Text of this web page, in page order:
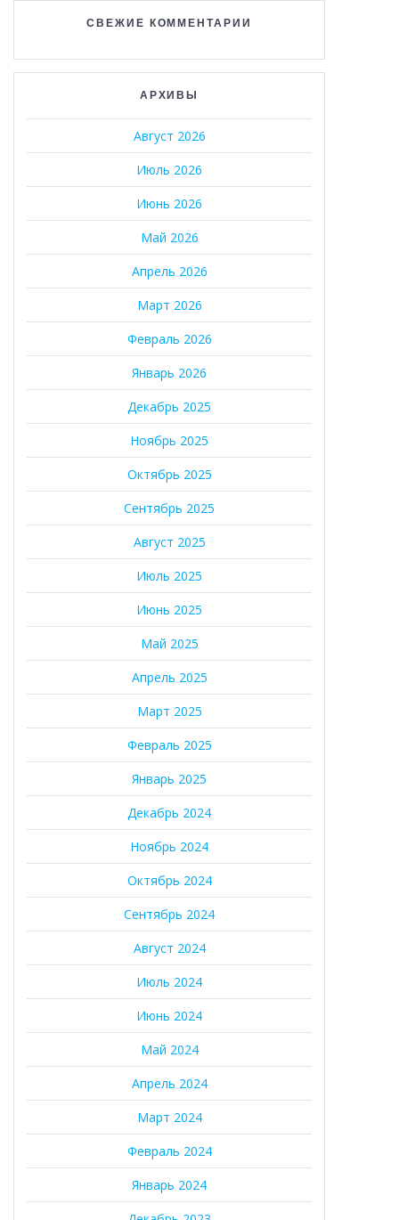
СВЕЖИЕ КОММЕНТАРИИ
АРХИВЫ
Август 2026
Июль 2026
Июнь 2026
Май 2026
Апрель 2026
Март 2026
Февраль 2026
Январь 2026
Декабрь 2025
Ноябрь 2025
Октябрь 2025
Сентябрь 2025
Август 2025
Июль 2025
Июнь 2025
Май 2025
Апрель 2025
Март 2025
Февраль 2025
Январь 2025
Декабрь 2024
Ноябрь 2024
Октябрь 2024
Сентябрь 2024
Август 2024
Июль 2024
Июнь 2024
Май 2024
Апрель 2024
Март 2024
Февраль 2024
Январь 2024